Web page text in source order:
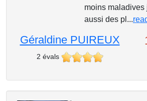
moins maladives
aussi des pl...
Géraldine PUIREUX
2 évals